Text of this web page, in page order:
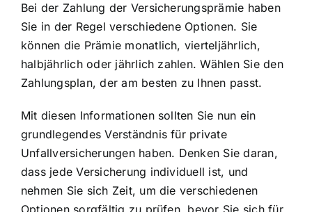
Bei der Zahlung der Versicherungsprämie haben
Sie in der Regel verschiedene Optionen. Sie
können die Prämie monatlich, vierteljährlich,
halbjährlich oder jährlich zahlen. Wählen Sie den
Zahlungsplan, der am besten zu Ihnen passt.
Mit diesen Informationen sollten Sie nun ein
grundlegendes Verständnis für private
Unfallversicherungen haben. Denken Sie daran,
dass jede Versicherung individuell ist, und
nehmen Sie sich Zeit, um die verschiedenen